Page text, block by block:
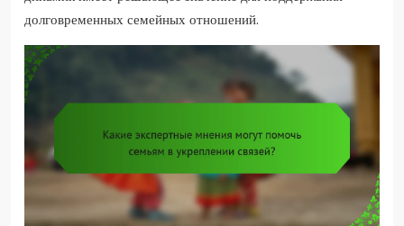
долговременных семейных отношений.